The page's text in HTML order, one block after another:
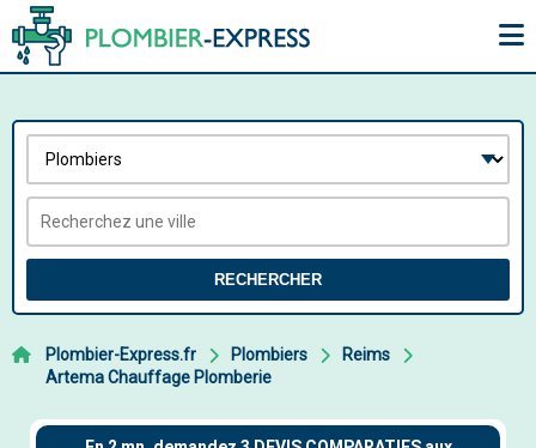
RECHERCHER
Plombier-Express.fr Plombiers
Reims
Artema Chauffage Plomberie